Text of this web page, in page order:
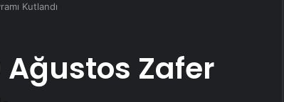
Kutlandı
Ağustos Zafer